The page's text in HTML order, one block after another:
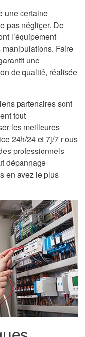
une certaine
pas négliger. De
l’équipement
Faire
une
de qualité, réalisée
partenaires sont
tout
les meilleures
24h/24 et 7j/7 nous
professionnels
dépannage
en avez le plus